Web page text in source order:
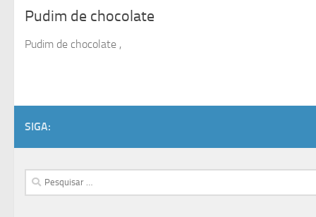
Pudim de chocolate
Pudim de chocolate ,
SIGA:
Pesquisar
por: